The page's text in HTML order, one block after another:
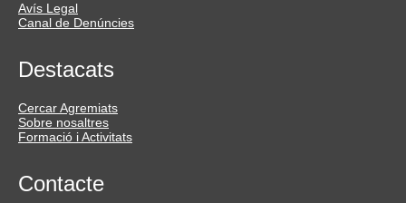
Avís Legal
Canal de Denúncies
Destacats
Cercar Agremiats
Sobre nosaltres
Formació i Activitats
Contacte